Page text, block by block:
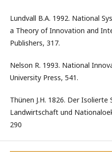
Lundvall B.A. 1992. National
a Theory of Innovation and
Publishers, 317.
Nelson R. 1993. National
University Press, 541.
Thünen J.H. 1826. Der
Landwirtschaft und
290